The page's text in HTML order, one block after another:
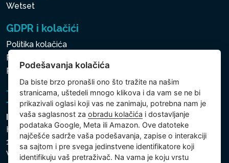
Wetset
GDPR i kolačići
Politika kolačića
Politika zaštite ličnih i drugih obrađivanih podataka
Politika kolačića
Intex Trading, s.r.o.
Hradecká 2526/3
130 00 Praha 3
Vinohrady - Česká republika
Podešavanja kolačića
Da biste brzo pronašli ono što tražite na našim
stranicama, uštedeli mnogo klikova i da vam se ne bi
prikazivali oglasi koji vas ne zanimaju, potrebna nam je
vaša saglasnost zaobradu kolačića i dostavljanje
podataka Google, Meta ili Amazon. Ove datoteke
najčešće sadrže vaša podešavanja, zapise o interakciji
sa sajtom i pre svega jedinstvene identifikatore koji
identifikuju vaš pretraživač. Na vama je koju vrstu